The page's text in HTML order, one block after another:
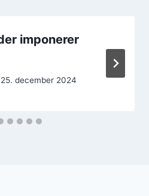
imponerer
25. december 2024